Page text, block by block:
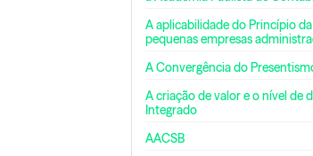
A aplicabilidade do Princípio
pequenas empresas
A Convergência do
A criação de valor e o nível de
Integrado
AACSB